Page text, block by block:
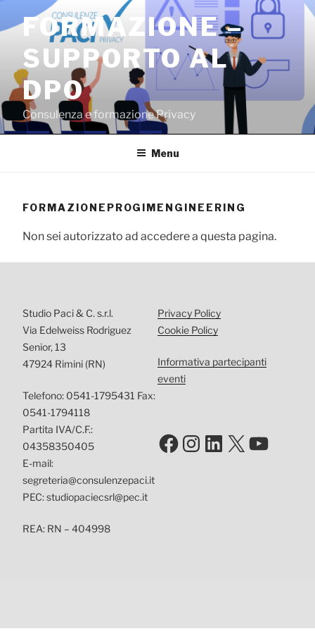
contenuto
FORMAZIONE –
SUPPORTO AL
DPO
Consulenza e formazione Privacy
Menu
FORMAZIONEPROGIMENGINEERING
Non sei autorizzato ad accedere a questa pagina.
Studio Paci & C. s.r.l.
Via Edelweiss Rodriguez
Senior, 13
47924 Rimini (RN)
Telefono: 0541-1795431 Fax:
0541-1794118
Partita IVA/C.F.:
04358350405
E-mail:
segreteria@consulenzepaci.it
PEC: studiopaciecsrl@pec.it
REA: RN – 404998
Privacy Policy
Cookie Policy
Informativa partecipanti
eventi
Facebook
Instagram
LinkedIn
X